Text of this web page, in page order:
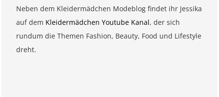
Neben dem Kleidermädchen Modeblog findet ihr Jessika
auf dem Kleidermädchen Youtube Kanal, der sich
rundum die Themen Fashion, Beauty, Food und Lifestyle
dreht.